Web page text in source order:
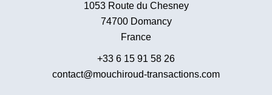
1053 Route du Chesney
74700Domancy
France
+33 6 15 91 58 26
contact@mouchiroud-transactions.com